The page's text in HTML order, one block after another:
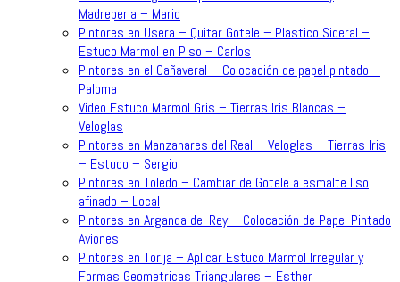
Madreperla – Mario
Pintores en Usera – Quitar Gotele – Plastico Sideral –
Estuco Marmol en Piso – Carlos
Pintores en el Cañaveral – Colocación de papel pintado –
Paloma
Video Estuco Marmol Gris – Tierras Iris Blancas –
Veloglas
Pintores en Manzanares del Real – Veloglas – Tierras Iris
– Estuco – Sergio
Pintores en Toledo – Cambiar de Gotele a esmalte liso
afinado – Local
Pintores en Arganda del Rey – Colocación de Papel Pintado
Aviones
Pintores en Torija – Aplicar Estuco Marmol Irregular y
Formas Geometricas Triangulares – Esther